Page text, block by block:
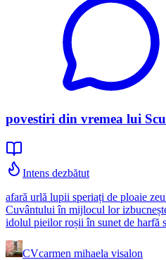
povestiri din vremea lui
Intens dezbătut
afară urlă lupii speriați de ploaie
Cuvântului în mijlocul lor
idolul pieilor roșii în sunet de harfă
CVcarmen mihaela visalon